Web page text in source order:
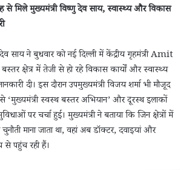
से मिले मुख्यमंत्री विष्णु देव साय, स्वास्थ्य और विकास
साय ने बुधवार को नई दिल्ली में केंद्रीय गृहमंत्री Amit
क्षेत्र में तेजी से हो रहे विकास कार्यों और स्वास्थ्य
दी। इस दौरान उपमुख्यमंत्री विजय शर्मा भी मौजूद
स्वस्थ बस्तर अभियान’ और दूरस्थ इलाकों
पर चर्चा हुई। मुख्यमंत्री ने बताया कि जिन क्षेत्रों में
माना जाता था, वहां अब डॉक्टर, दवाइयां और
से पहुंच रही हैं।